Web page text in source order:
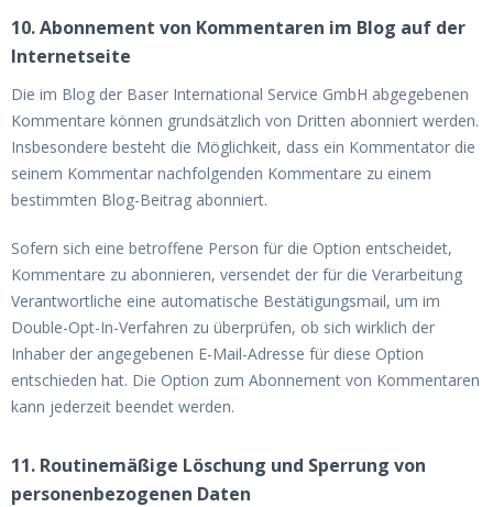
10. Abonnement von Kommentaren im Blog auf der
Internetseite
Die im Blog der Baser International Service GmbH abgegebenen
Kommentare können grundsätzlich von Dritten abonniert werden.
Insbesondere besteht die Möglichkeit, dass ein Kommentator die
seinem Kommentar nachfolgenden Kommentare zu einem
bestimmten Blog-Beitrag abonniert.
Sofern sich eine betroffene Person für die Option entscheidet,
Kommentare zu abonnieren, versendet der für die Verarbeitung
Verantwortliche eine automatische Bestätigungsmail, um im
Double-Opt-In-Verfahren zu überprüfen, ob sich wirklich der
Inhaber der angegebenen E-Mail-Adresse für diese Option
entschieden hat. Die Option zum Abonnement von Kommentaren
kann jederzeit beendet werden.
11. Routinemäßige Löschung und Sperrung von
personenbezogenen Daten